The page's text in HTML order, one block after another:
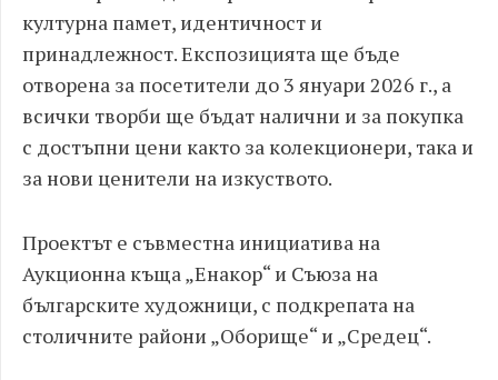
културна памет, идентичност и
принадлежност. Експозицията ще бъде
отворена за посетители до 3 януари 2026 г., а
всички творби ще бъдат налични и за покупка
с достъпни цени както за колекционери, така и
за нови ценители на изкуството.
Проектът е съвместна инициатива на
Аукционна къща „Енакор“ и Съюза на
българските художници, с подкрепата на
столичните райони „Оборище“ и „Средец“.